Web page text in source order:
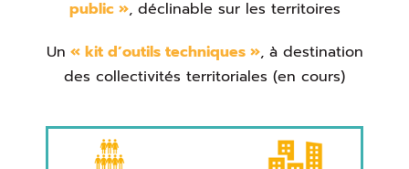
public », déclinable sur les territoires
Un « kit d’outils techniques », à destination
des collectivités territoriales (en cours)